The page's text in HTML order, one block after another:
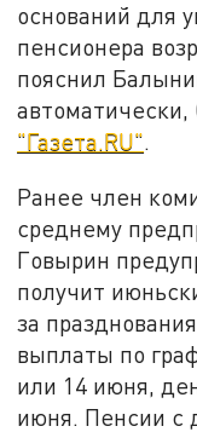
оснований для
пенсионера
пояснил
"Газета.RU".
Ранее член
среднему
Говырин
получит
за
выплаты по
или 14 июня,
июня. Пенсии с